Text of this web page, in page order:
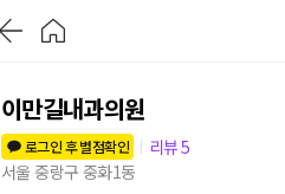
이만길내과의원
로그인 후 별점확인
리뷰5
서울 중랑구 중화1동